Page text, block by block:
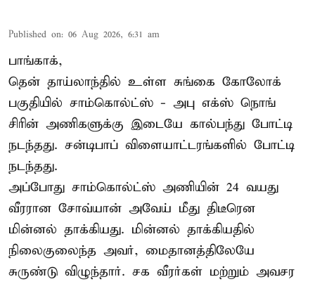
Published on: 06 Aug 2026, 6:31 am
பாங்காக்,
தென் தாய்லாந்தில் உள்ள சுங்கை கோலோக்
பகுதியில் சாம்கொல்ட்ஸ் - அபு எக்ஸ் நொங்
சிரின் அணிகளுக்கு இடையே கால்பந்து போட்டி
நடந்தது. சன்டிபாப் விளையாட்டரங்களில் போட்டி
நடந்தது.
அப்போது சாம்கொல்ட்ஸ் அணியின் 24 வயது
வீரரான சோவ்யான் அவேய் மீது திடீரென
மின்னல் தாக்கியது. மின்னல் தாக்கியதில்
நிலைகுலைந்த அவர், மைதானத்திலேயே
சுருண்டு விழுந்தார். சக வீரர்கள் மற்றும் அவசர